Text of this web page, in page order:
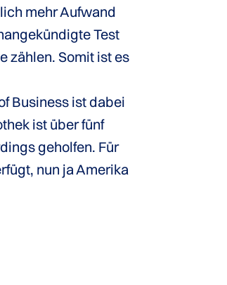
mehr Aufwand
Test
zählen. Somit ist es
Business ist dabei
ist über fünf
geholfen. Für
nun ja Amerika